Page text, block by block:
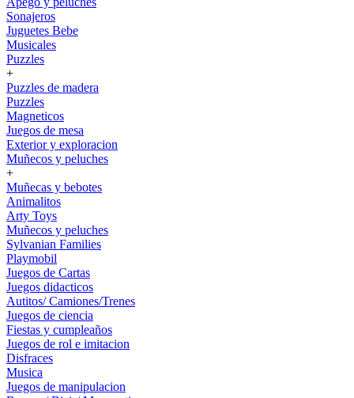
Sonajeros
Juguetes Bebe
Musicales
Puzzles
+
Puzzles de madera
Puzzles
Magneticos
Juegos de mesa
Exterior y exploracion
Muñecos y peluches
+
Muñecas y bebotes
Animalitos
Arty Toys
Muñecos y peluches
Sylvanian Families
Playmobil
Juegos de Cartas
Juegos didacticos
Autitos/ Camiones/Trenes
Juegos de ciencia
Fiestas y cumpleaños
Juegos de rol e imitacion
Disfraces
Musica
Juegos de manipulacion